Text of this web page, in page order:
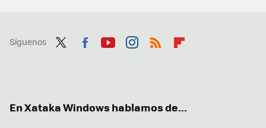
Síguenos
En Xataka Windows hablamos de...